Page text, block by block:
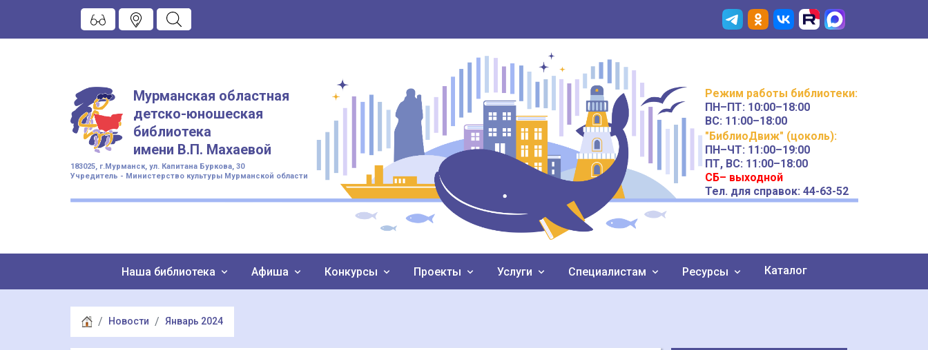
Мурманская областная
детско-юношеская
библиотека
имени В.П. Махаевой
183025, г.Мурманск, ул. Капитана Буркова, 30
Учредитель - Министерство культуры Мурманской области
Режим работы библиотеки:
ПН–ПТ: 10:00–18:00
ВС: 11:00–18:00
"БиблиоДвиж" (цоколь):
ПН–ЧТ: 11:00–19:00
ПТ, ВС: 11:00–18:00
СБ– выходной
Тел. для справок: 44-63-52
Наша библиотека Афиша Конкурсы Проекты Услуги Специалистам Ресурсы Каталог
Новости Январь 2024